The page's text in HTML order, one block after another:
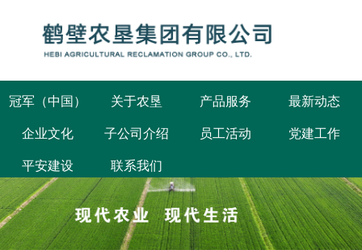
冠军（中国）
关于农垦
公司概况
发展规划
组织架构
公司荣誉
产品服务
最新动态
鹤壁要闻
部门动态
企业公告
企业文化 子公司介绍 员工活动
党建工作
平安建设
联系我们